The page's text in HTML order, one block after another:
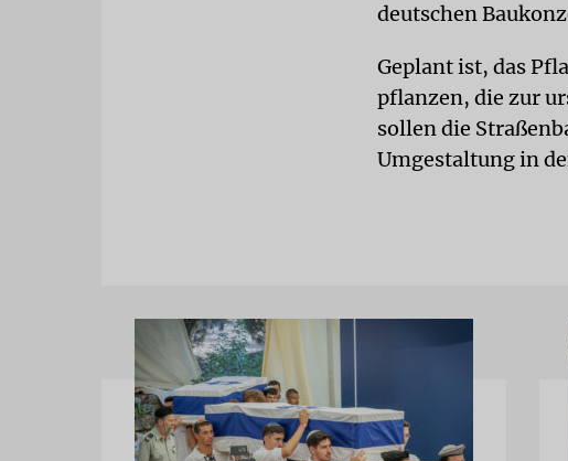
deutschen
Geplant ist, das
pflanzen, die zur
sollen die
Umgestaltung in